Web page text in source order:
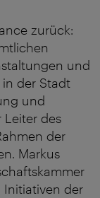
zurück:
und
der Stadt
und
Leiter des
der
Markus
Initiativen der